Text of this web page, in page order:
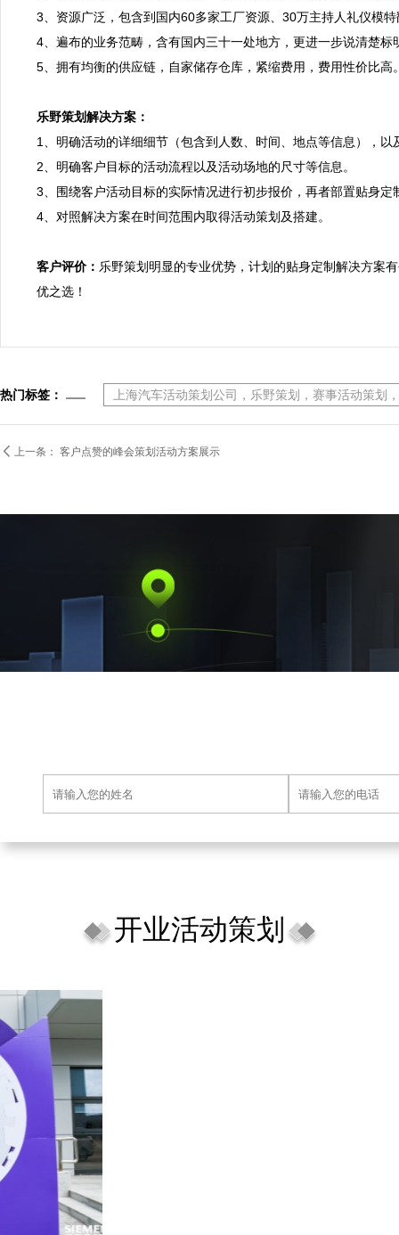
3、资源广泛，包含到国内60多家工厂资源、30万主持人礼仪模
4、遍布的业务范畴，含有国内三十一处地方，更进一步说清楚标
5、拥有均衡的供应链，自家储存仓库，紧缩费用，费用性价比高
乐野策划解决方案：
1、明确活动的详细细节（包含到人数、时间、地点等信息），以
2、明确客户目标的活动流程以及活动场地的尺寸等信息。
3、围绕客户活动目标的实际情况进行初步报价，再者部置贴身定
4、对照解决方案在时间范围内取得活动策划及搭建。
客户评价： 乐野策划明显的专业优势，计划的贴身定制解决方案
优之选！
热门标签： 上海汽车活动策划公司，乐野策划，赛事活动策划
 上一条： 客户点赞的峰会策划活动方案展示
开业活动策划